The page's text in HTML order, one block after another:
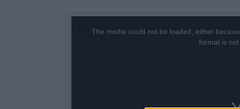
The media could not be loaded, either
format is not